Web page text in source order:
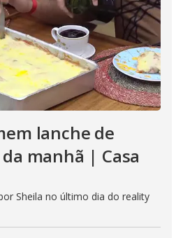
lanche de
manhã | Casa
Sheila no último dia do reality